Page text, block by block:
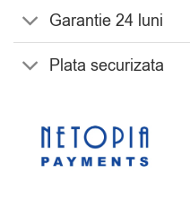
Garantie 24 luni
Plata securizata